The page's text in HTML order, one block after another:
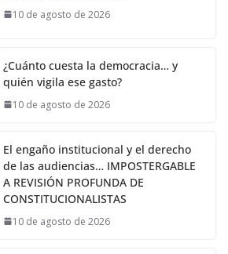
10 de agosto de 2026
¿Cuánto cuesta la democracia… y
quién vigila ese gasto?
10 de agosto de 2026
El engaño institucional y el derecho
de las audiencias… IMPOSTERGABLE
A REVISIÓN PROFUNDA DE
CONSTITUCIONALISTAS
10 de agosto de 2026